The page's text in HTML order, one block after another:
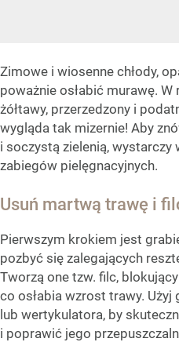
Zimowe i wiosenne chłody,
poważnie osłabić murawę.
żółtawy, przerzedzony i
wygląda tak mizernie! Aby
i soczystą zielenią,
zabiegów pielęgnacyjnych.
Usuń martwą trawę i
Pierwszym krokiem jest
pozbyć się zalegających
Tworzą one tzw. filc,
co osłabia wzrost trawy.
lub wertykulatora, by
i poprawić jego